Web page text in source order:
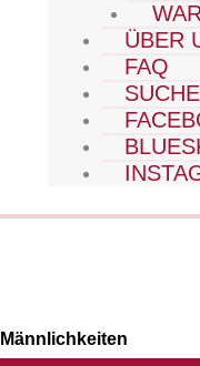
ÜBER
FAQ
SUCHE
Männlichkeiten